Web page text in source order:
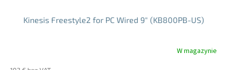
Kinesis Freestyle2 for PC Wired 9" (KB800PB-US)
W magazynie